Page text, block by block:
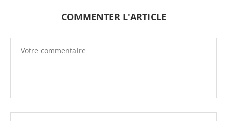
COMMENTER L'ARTICLE